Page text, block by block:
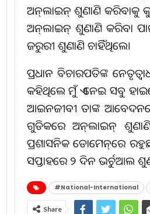
ଅନ୍‌ଲାଇନ୍‌ ଶୁଣାଣି କରିବାକୁ
ଅନ୍‌ଲାଇନ୍‌ ଶୁଣାଣି କରିବା
ଜରୁରୀ ଶୁଣାଣି ଚାହିଁଥିଲେ।
ପ୍ରଧାନ ବିଚାରପତିଙ୍କ
କହିଥିଲେ ମୁଁ ଏ ନେଇ ସବୁ
ଆଇନଜୀବୀ ତାଙ୍କ
ଗୁଡିକରେ ଅନ୍‌ଲାଇନ୍‌ ଶୁଣାଣି
ପ୍ରଶାସନିକ ଡୋମେନ୍‌ରେ
ସପ୍ତାହରେ ୨ ଦିନ ଭର୍ଚୁଆଲ
#National-International
Share